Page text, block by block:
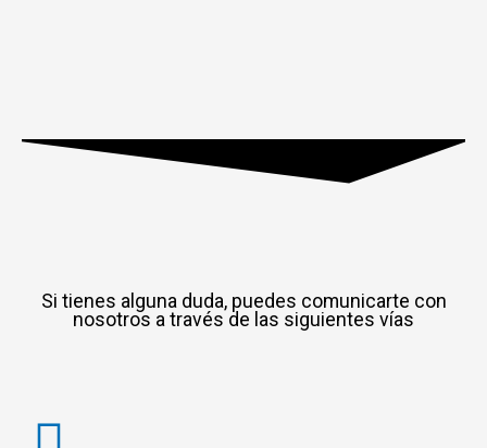
Si tienes alguna duda, puedes comunicarte con
nosotros a través de las siguientes vías